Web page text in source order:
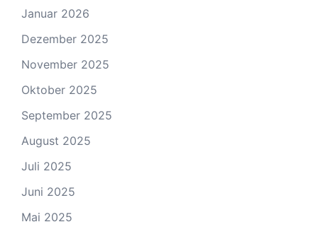
Januar 2026
Dezember 2025
November 2025
Oktober 2025
September 2025
August 2025
Juli 2025
Juni 2025
Mai 2025